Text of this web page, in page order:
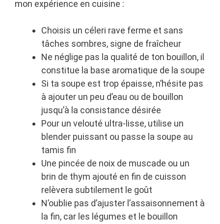
mon expérience en cuisine :
Choisis un céleri rave ferme et sans
tâches sombres, signe de fraîcheur
Ne néglige pas la qualité de ton bouillon, il
constitue la base aromatique de la soupe
Si ta soupe est trop épaisse, n’hésite pas
à ajouter un peu d’eau ou de bouillon
jusqu’à la consistance désirée
Pour un velouté ultra-lisse, utilise un
blender puissant ou passe la soupe au
tamis fin
Une pincée de noix de muscade ou un
brin de thym ajouté en fin de cuisson
relèvera subtilement le goût
N’oublie pas d’ajuster l’assaisonnement à
la fin, car les légumes et le bouillon